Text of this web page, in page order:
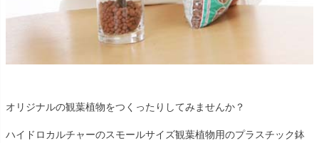
オリジナルの観葉植物をつくったりしてみませんか？
ハイドロカルチャーのスモールサイズ観葉植物用のプラスチック鉢